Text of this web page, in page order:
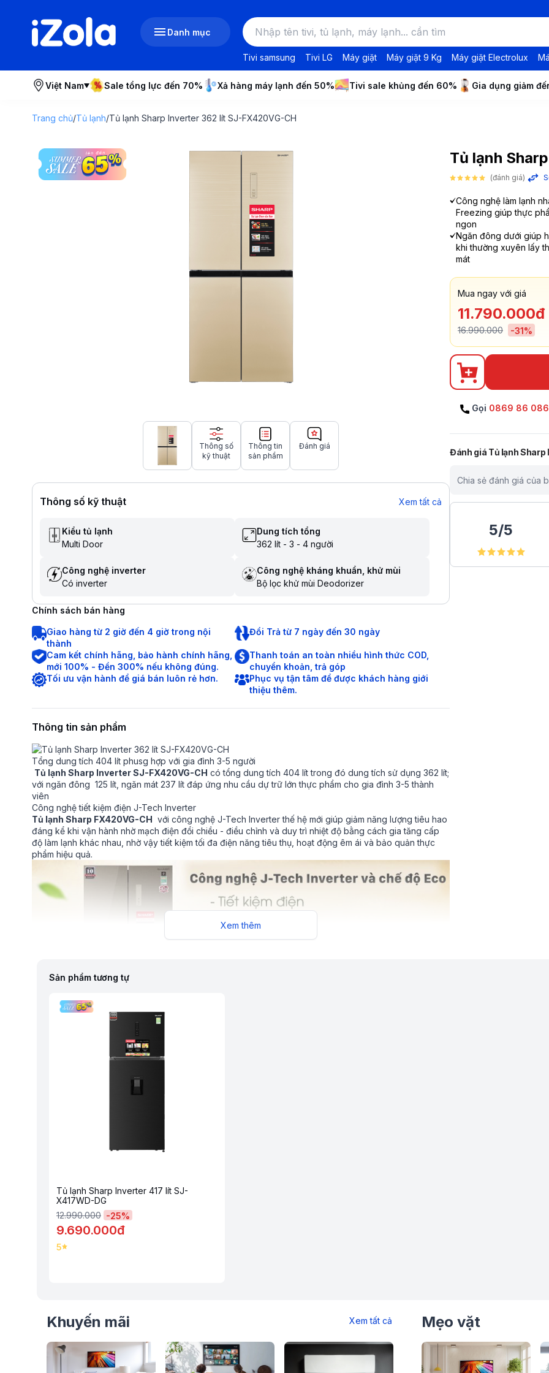
Danh mục
Tivi samsung Tivi LG Máy giặt Máy giặt 9 Kg Máy giặt Electrolux
Việt Nam Sale tổng lực đến 70% Xả hàng máy lạnh đến 50% Tivi sale khủng đến 60% Gia dụng giảm
Trang chủ/Tủ lạnh/Tủ lạnh Sharp Inverter 362 lít SJ-FX420VG-CH
Thông số
kỹ thuật
Thông tin
sản phẩm
Đánh giá
Thông số kỹ thuật Xem tất cả
Kiểu tủ lạnh
Multi Door
Dung tích tổng
362 lít - 3 - 4 người
Công nghệ inverter
Có inverter
Công nghệ kháng khuẩn, khử mùi
Bộ lọc khử mùi Deodorizer
Chính sách bán hàng
Giao hàng từ 2 giờ đến 4 giờ trong nội
thành
Đổi Trả từ 7 ngày đến 30 ngày
Cam kết chính hãng, bảo hành chính hãng,
mới 100% - Đền 300% nếu không đúng.
Thanh toán an toàn nhiều hình thức COD,
chuyển khoản, trả góp
Tối ưu vận hành để giá bán luôn rẻ hơn.
Phục vụ tận tâm để được khách hàng giới
thiệu thêm.
Thông tin sản phẩm
Tổng dung tích 404 lít phusg hợp với gia đình 3-5 người
Tủ lạnh Sharp Inverter SJ-FX420VG-CH có tổng dung tích 404 lít trong đó dung tích sử dụng 362 lít;
với ngăn đông 125 lít, ngăn mát 237 lít đáp ứng nhu cầu dự trữ lớn thực phẩm cho gia đình 3-5 thành
viên
Công nghệ tiết kiệm điện J-Tech Inverter
Tủ lạnh Sharp FX420VG-CH với công nghệ J-Tech Inverter thế hệ mới giúp giảm năng lượng tiêu hao
đáng kể khi vận hành nhờ mạch điện đổi chiều - điều chỉnh và duy trì nhiệt độ bằng cách gia tăng cấp
độ làm lạnh khác nhau, nhờ vậy tiết kiệm tối đa điện năng tiêu thụ, hoạt động êm ái và bảo quản thực
phẩm hiệu quả.
cho chúng phát triển trở lại.
Xem thêm
Tủ lạnh
(đánh giá)
Công nghệ làm lạnh
Freezing giúp thực
ngon
Ngăn đông dưới giúp
khi thường xuyên lấy
mát
Mua ngay với giá
11.790.000đ
16.990.000 -31%
Gọi 0869 86
Đánh giá Tủ lạnh
Chia sẻ đánh giá của
5/5
Sản phẩm tương tự
Tủ lạnh Sharp Inverter 417 lít SJ-
X417WD-DG
12.990.000 -25%
9.690.000đ
5
Khuyến mãi Xem tất cả Mẹo vặt